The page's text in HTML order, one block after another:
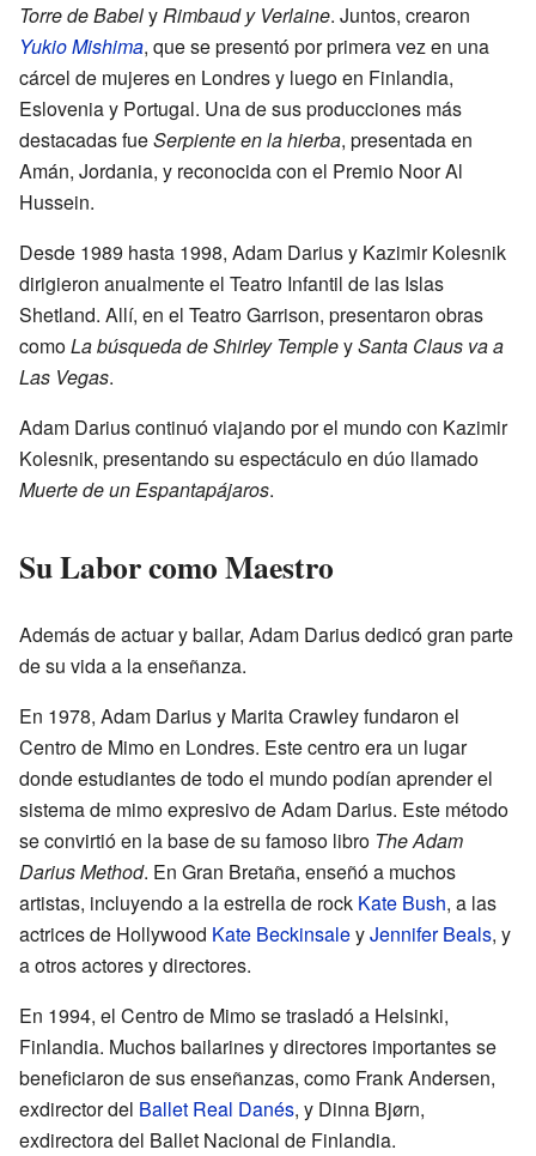
Torre de BabelyRimbaud y Verlaine. Juntos, crearon
Yukio Mishima, que se presentó por primera vez en una
cárcel de mujeres en Londres y luego en Finlandia,
Eslovenia y Portugal. Una de sus producciones más
destacadas fueSerpiente en la hierba, presentada en
Amán, Jordania, y reconocida con el Premio Noor Al
Hussein.
Desde 1989 hasta 1998, Adam Darius y Kazimir Kolesnik
dirigieron anualmente el Teatro Infantil de las Islas
Shetland. Allí, en el Teatro Garrison, presentaron obras
comoLa búsqueda de Shirley TempleySanta Claus va a
Las Vegas.
Adam Darius continuó viajando por el mundo con Kazimir
Kolesnik, presentando su espectáculo en dúo llamado
Muerte de un Espantapájaros.
Su Labor como Maestro
Además de actuar y bailar, Adam Darius dedicó gran parte
de su vida a la enseñanza.
En 1978, Adam Darius y Marita Crawley fundaron el
Centro de Mimo en Londres. Este centro era un lugar
donde estudiantes de todo el mundo podían aprender el
sistema de mimo expresivo de Adam Darius. Este método
se convirtió en la base de su famoso libro The Adam
Darius Method. En Gran Bretaña, enseñó a muchos
artistas, incluyendo a la estrella de rock Kate Bush, a las
actrices de Hollywood Kate BeckinsaleyJennifer Beals, y
a otros actores y directores.
En 1994, el Centro de Mimo se trasladó a Helsinki,
Finlandia. Muchos bailarines y directores importantes se
beneficiaron de sus enseñanzas, como Frank Andersen,
exdirector del Ballet Real Danés, y Dinna Bjørn,
exdirectora del Ballet Nacional de Finlandia.